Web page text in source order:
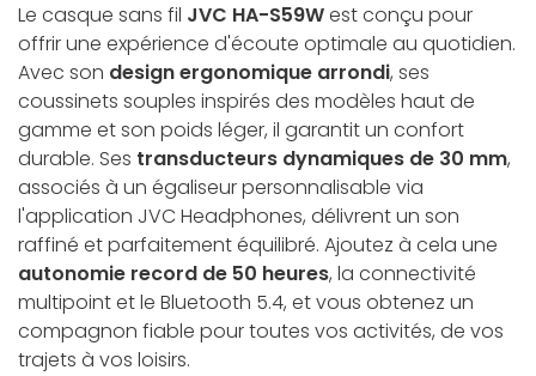
Le casque sans fil JVC HA-S59West conçu pour
offrir une expérience d'écoute optimale au quotidien.
Avec son design ergonomique arrondi, ses
coussinets souples inspirés des modèles haut de
gamme et son poids léger, il garantit un confort
durable. Ses transducteurs dynamiques de 30 mm,
associés à un égaliseur personnalisable via
l'application JVC Headphones, délivrent un son
raffiné et parfaitement équilibré. Ajoutez à cela une
autonomie record de 50 heures, la connectivité
multipoint et le Bluetooth 5.4, et vous obtenez un
compagnon fiable pour toutes vos activités, de vos
trajets à vos loisirs.